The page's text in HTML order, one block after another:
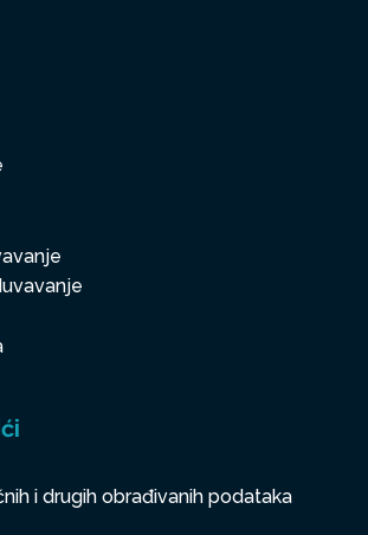
i drugih obrađivanih podataka